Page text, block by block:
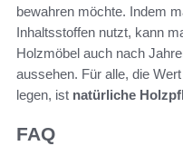
bewahren möchte. Indem
Inhaltsstoffen nutzt, kann
Holzmöbel auch nach
aussehen. Für alle, die
legen, ist natürliche
FAQ